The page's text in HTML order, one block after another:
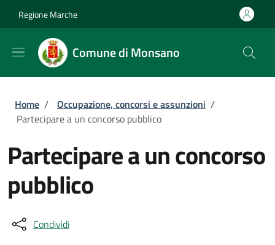
Regione Marche
Comune di Monsano
Briciole di pane
Home / Occupazione, concorsi e assunzioni /
Partecipare a un concorso pubblico
Partecipare a un concorso
pubblico
Condividi